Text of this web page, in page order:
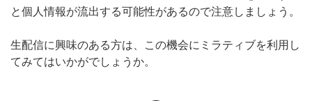
と個人情報が流出する可能性があるので注意しましょう。
生配信に興味のある方は、この機会にミラティブを利用し
てみてはいかがでしょうか。